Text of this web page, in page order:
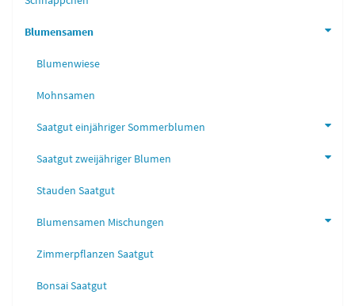
Blumensamen
Blumenwiese
Mohnsamen
Saatgut einjähriger Sommerblumen
Saatgut zweijähriger Blumen
Stauden Saatgut
Blumensamen Mischungen
Zimmerpflanzen Saatgut
Bonsai Saatgut